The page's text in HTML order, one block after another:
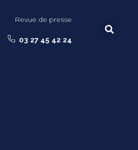
Revue de presse
03 27 45 42 24